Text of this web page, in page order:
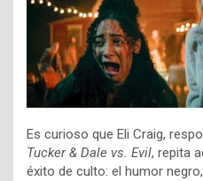
Es curioso que Eli Craig,
Tucker & Dale vs. Evil, repita
éxito de culto: el humor